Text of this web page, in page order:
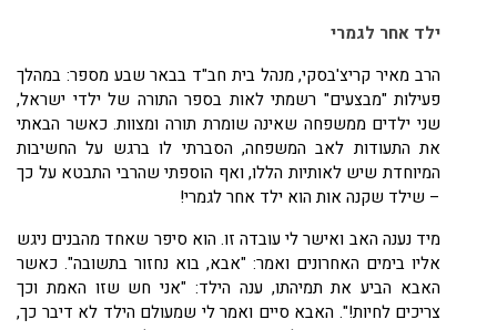
ילד אחר לגמרי
הרב מאיר קריצ'בסקי, מנהל בית חב"ד בבאר שבע מספר: במהלך
פעילות "מבצעים" רשמתי לאות בספר התורה של ילדי ישראל,
שני ילדים ממשפחה שאינה שומרת תורה ומצוות. כאשר הבאתי
את התעודות לאב המשפחה, הסברתי לו ברגש על החשיבות
המיוחדת שיש לאותיות הללו, ואף הוספתי שהרבי התבטא על כך
– שילד שקנה אות הוא ילד אחר לגמרי!
מיד נענה האב ואישר לי עובדה זו. הוא סיפר שאחד מהבנים ניגש
אליו בימים האחרונים ואמר: "אבא, בוא נחזור בתשובה". כאשר
האבא הביע את תמיהתו, ענה הילד: "אני חש שזו האמת וכך
צריכים לחיות!". האבא סיים ואמר לי שמעולם הילד לא דיבר כך,